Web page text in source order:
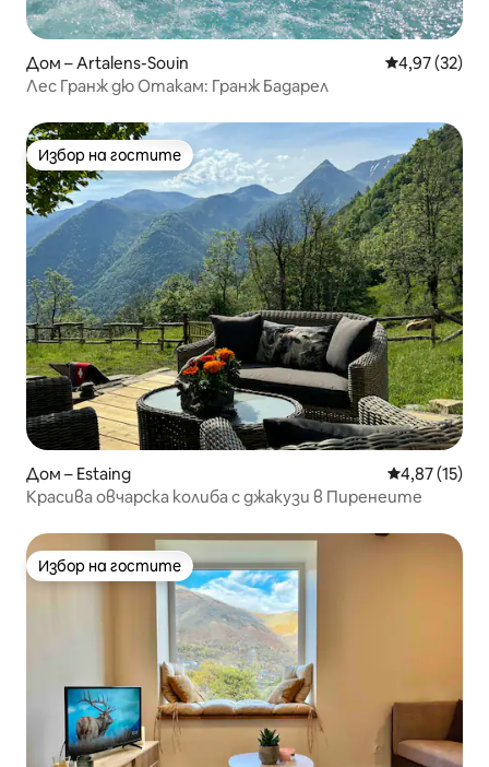
Дом – Artalens-Souin Средна
4,97 (32)
Лес Гранж дю Отакам: Гранж Бадарел
Избор на гостите
Избор на гостите
Дом – Estaing Средна
4,87 (15)
Красива овчарска колиба с джакузи в Пиренеите
Избор на гостите
Избор на гостите